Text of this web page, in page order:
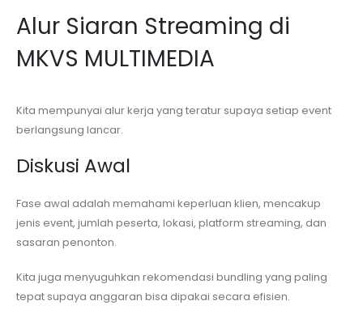
Alur Siaran Streaming di
MKVS MULTIMEDIA
Kita mempunyai alur kerja yang teratur supaya setiap event
berlangsung lancar.
Diskusi Awal
Fase awal adalah memahami keperluan klien, mencakup
jenis event, jumlah peserta, lokasi, platform streaming, dan
sasaran penonton.
Kita juga menyuguhkan rekomendasi bundling yang paling
tepat supaya anggaran bisa dipakai secara efisien.